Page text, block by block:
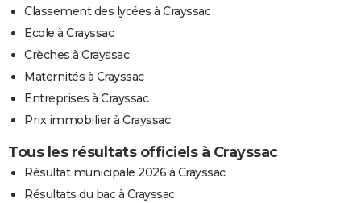
Classement des lycées à Crayssac
Ecole à Crayssac
Crèches à Crayssac
Maternités à Crayssac
Entreprises à Crayssac
Prix immobilier à Crayssac
Tous les résultats officiels à Crayssac
Résultat municipale 2026 à Crayssac
Résultats du bac à Crayssac